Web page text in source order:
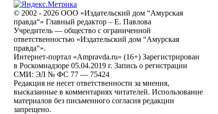
© 2002 - 2026 ООО «Издательский дом “Амурская
правда“» Главный редактор – Е. Павлова
Учредитель — общество с ограниченной
ответственностью «Издательский дом “Амурская
правда“».
Интернет-портал «Ampravda.ru» (16+) Зарегистрирован
в Роскомнадзоре 05.04.2019 г. Запись о регистрации
СМИ: ЭЛ № ФС 77 — 75424
Редакция не несет ответственности за мнения,
высказанные в комментариях читателей. Использование
материалов без письменного согласия редакции
запрещено.